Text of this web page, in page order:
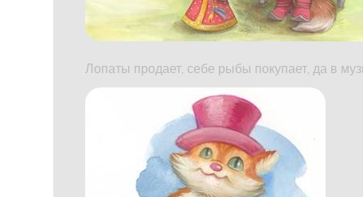
Лопаты продает, себе рыбы покупает, да в